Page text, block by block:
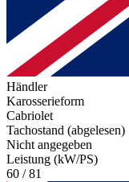
Händler
Karosserieform
Cabriolet
Tachostand (abgelesen)
Nicht angegeben
Leistung (kW/PS)
60 / 81